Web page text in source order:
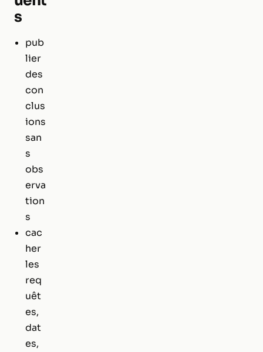
s
pub
lier
des
con
clus
ions
san
s
obs
erva
tion
s
cac
her
les
req
uêt
es,
dat
es,